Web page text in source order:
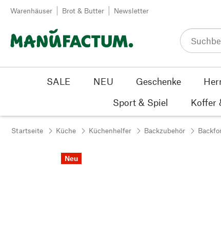
Zum Inhalt springen
Warenhäuser Brot & Butter Newsletter
SALE NEU Geschenke
Sport & Spiel
Koffer
Startseite Küche Küchenhelfer Backzubehör
Neu